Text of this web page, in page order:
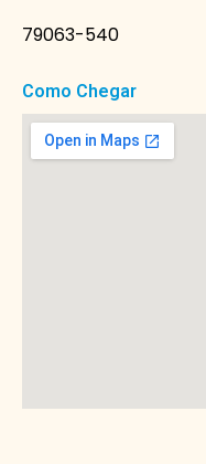
79063-540
Como Chegar